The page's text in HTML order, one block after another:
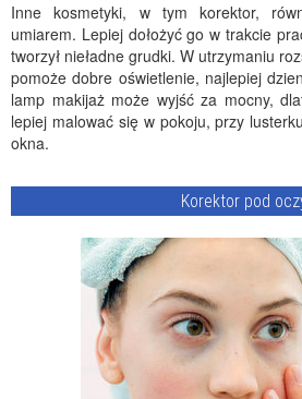
Inne kosmetyki, w tym korektor,
umiarem. Lepiej dołożyć go w trakcie
tworzył nieładne grudki. W utrzymaniu
pomoże dobre oświetlenie, najlepiej
lamp makijaż może wyjść za mocny,
lepiej malować się w pokoju, przy
okna.
Korektor pod